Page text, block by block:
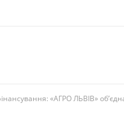
«АГРО ЛЬВІВ»